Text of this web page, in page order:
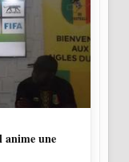
anime une